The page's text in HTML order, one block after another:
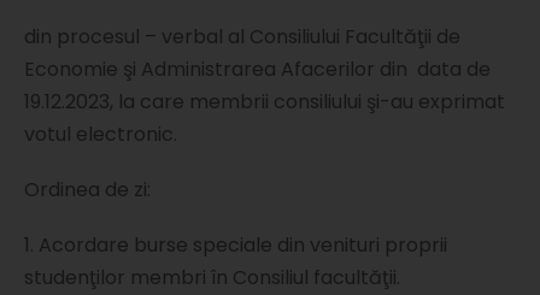
din procesul – verbal al Consiliului Facultăţii de
Economie şi Administrarea Afacerilor din data de
19.12.2023, la care membrii consiliului şi-au exprimat
votul electronic.
Ordinea de zi:
1. Acordare burse speciale din venituri proprii
studenţilor membri în Consiliul facultăţii.